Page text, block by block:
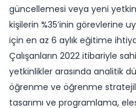
güncellemesi veya yeni
kişilerin %35’inin görevlerine
için en az 6 aylık eğitime
Çalışanların 2022 itibariyle
yetkinlikler arasında analitik
öğrenme ve öğrenme
tasarımı ve programlama,